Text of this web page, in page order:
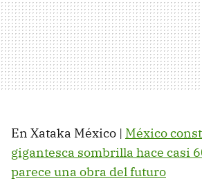
En Xataka México | México
gigantesca sombrilla hace casi
parece una obra del futuro